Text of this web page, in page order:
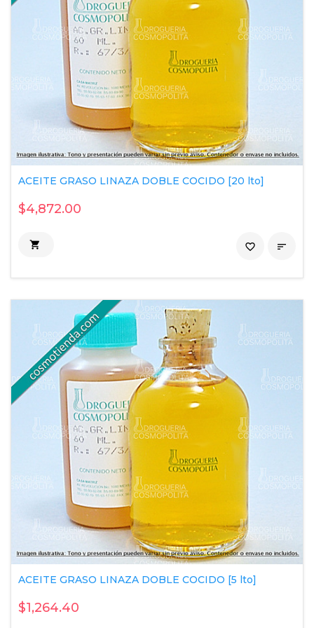
ACEITE GRASO LINAZA DOBLE COCIDO [20 lto]
$4,872.00
 
favorite_border
ACEITE GRASO LINAZA DOBLE COCIDO [5 lto]
$1,264.40